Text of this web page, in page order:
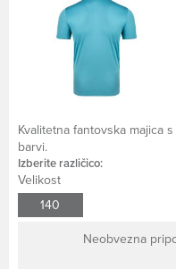
Kvalitetna fantovska majica
barvi.
Izberite različico:
Velikost
140
Neobvezna